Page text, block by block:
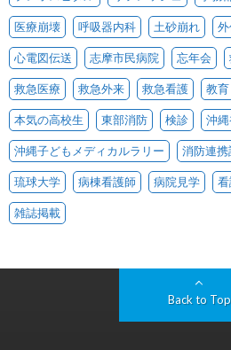
医療崩壊 呼吸器内科 土砂崩れ
心電図伝送 志摩市民病院 忘年会
救急医療 救急外来 救急看護 教育
本気の高校生 東部消防 検診 沖
沖縄子どもメディカルラリー 消防連携
琉球大学 病棟看護師 病院見学
雑誌掲載
Back to Top